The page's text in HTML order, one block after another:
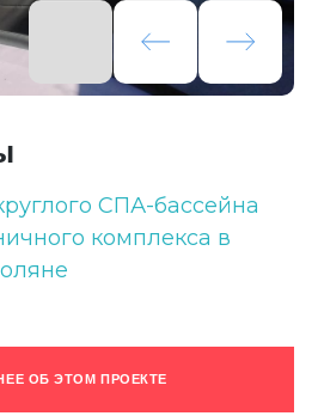
СПА-бассейна
комплекса в
ОБ ЭТОМ ПРОЕКТЕ